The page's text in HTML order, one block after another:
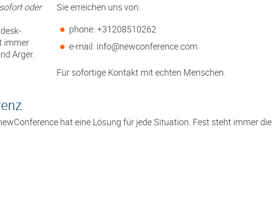
oder
immer
Ärger.
Sie erreichen uns von:
phone: +31208510262
e-mail: info@newconference.com
Für sofortige Kontakt mit echten Menschen.
hat eine Lösung für jede Situation. Fest steht immer die